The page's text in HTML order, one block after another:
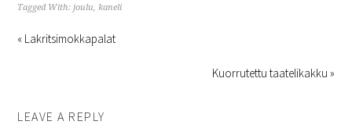
Tagged With:joulu,kaneli
« Lakritsimokkapalat
Kuorrutettu taatelikakku »
LEAVE A REPLY